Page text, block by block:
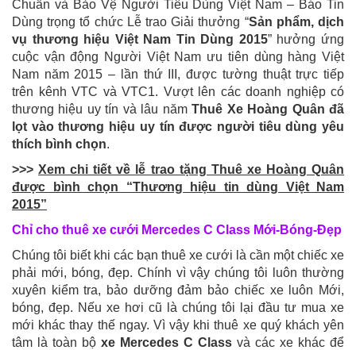
Chuẩn và Bảo Vệ Người Tiêu Dùng Việt Nam – Báo Tin
Dùng trọng tổ chức Lễ trao Giải thưởng “Sản phẩm, dịch
vụ thương hiệu Việt Nam Tin Dùng 2015” hưởng ứng
cuộc vận động Người Việt Nam ưu tiên dùng hàng Việt
Nam năm 2015 – lần thứ III, được tường thuật trực tiếp
trên kênh VTC và VTC1. Vượt lên các doanh nghiệp có
thương hiệu uy tín và lâu nămThuê Xe Hoàng Quân đã
lọt vào thương hiệu uy tín được người tiêu dùng yêu
thích bình chọn.
>>>Xem chi tiết về lễ trao tặng Thuê xe Hoàng Quân
được bình chọn “Thương hiệu tin dùng Việt Nam
2015”
Chỉ cho thuê xe cưới Mercedes C Class Mới-Bóng-Đẹp
Chúng tôi biết khi các bạn thuê xe cưới là cần một chiếc xe
phải mới, bóng, đẹp. Chính vì vậy chúng tôi luôn thường
xuyên kiểm tra, bảo dưỡng đảm bảo chiếc xe luôn Mới,
bóng, đẹp. Nếu xe hơi cũ là chúng tôi lại đầu tư mua xe
mới khác thay thế ngay. Vì vậy khi thuê xe quý khách yên
tâm là toàn bộ xe Mercedes C Class và các xe khác để